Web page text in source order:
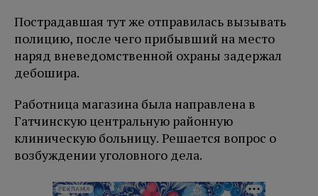
Пострадавшая тут же отправилась вызывать
полицию, после чего прибывший на место
наряд вневедомственной охраны задержал
дебошира.
Работница магазина была направлена в
Гатчинскую центральную районную
клиническую больницу. Решается вопрос о
возбуждении уголовного дела.
РЕКЛАМА